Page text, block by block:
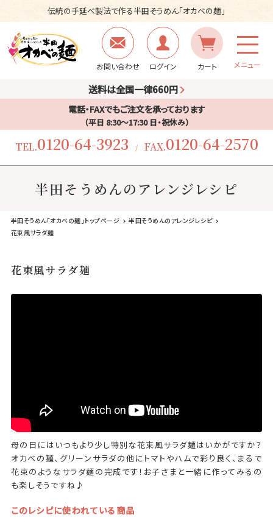
伝統の手延べ製法で作る半田そうめん「オカベの麺」
お問い合わせ ログイン カート メニュー
送料は全国一律660円
電話・FAXでもご注文を承っております
（平日 8:30〜17:30 日・祝休み）
TEL.0120-64-3923 / FAX.0120-64-2570
半田そうめんのアレンジレシピ
半田そうめん「オカベの麺」トップページ
半田そうめんのアレンジレシピ
花束風サラダ麺
花束風サラダ麺
母の日にはいつもより少し特別な花束風サラダ麺はいかがですか？
オカベの麺、グリーンサラダの他にトマトやハムで彩り良く、まるで
花束のようなサラダ麺の完成です！お子さまと一緒に作ってみるの
も楽しそうですね♪
このレシピに使われている商品